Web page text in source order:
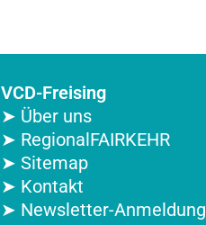
VCD-Freising
➤ Über uns
➤ RegionalFAIRKEHR
➤ Sitemap
➤ Kontakt
➤ Newsletter-Anmeldung